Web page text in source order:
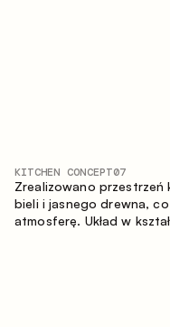
KITCHEN CONCEPT07
Zrealizowano przestrzeń
bieli i jasnego drewna,
atmosferę. Układ w
użytkową, tworząc